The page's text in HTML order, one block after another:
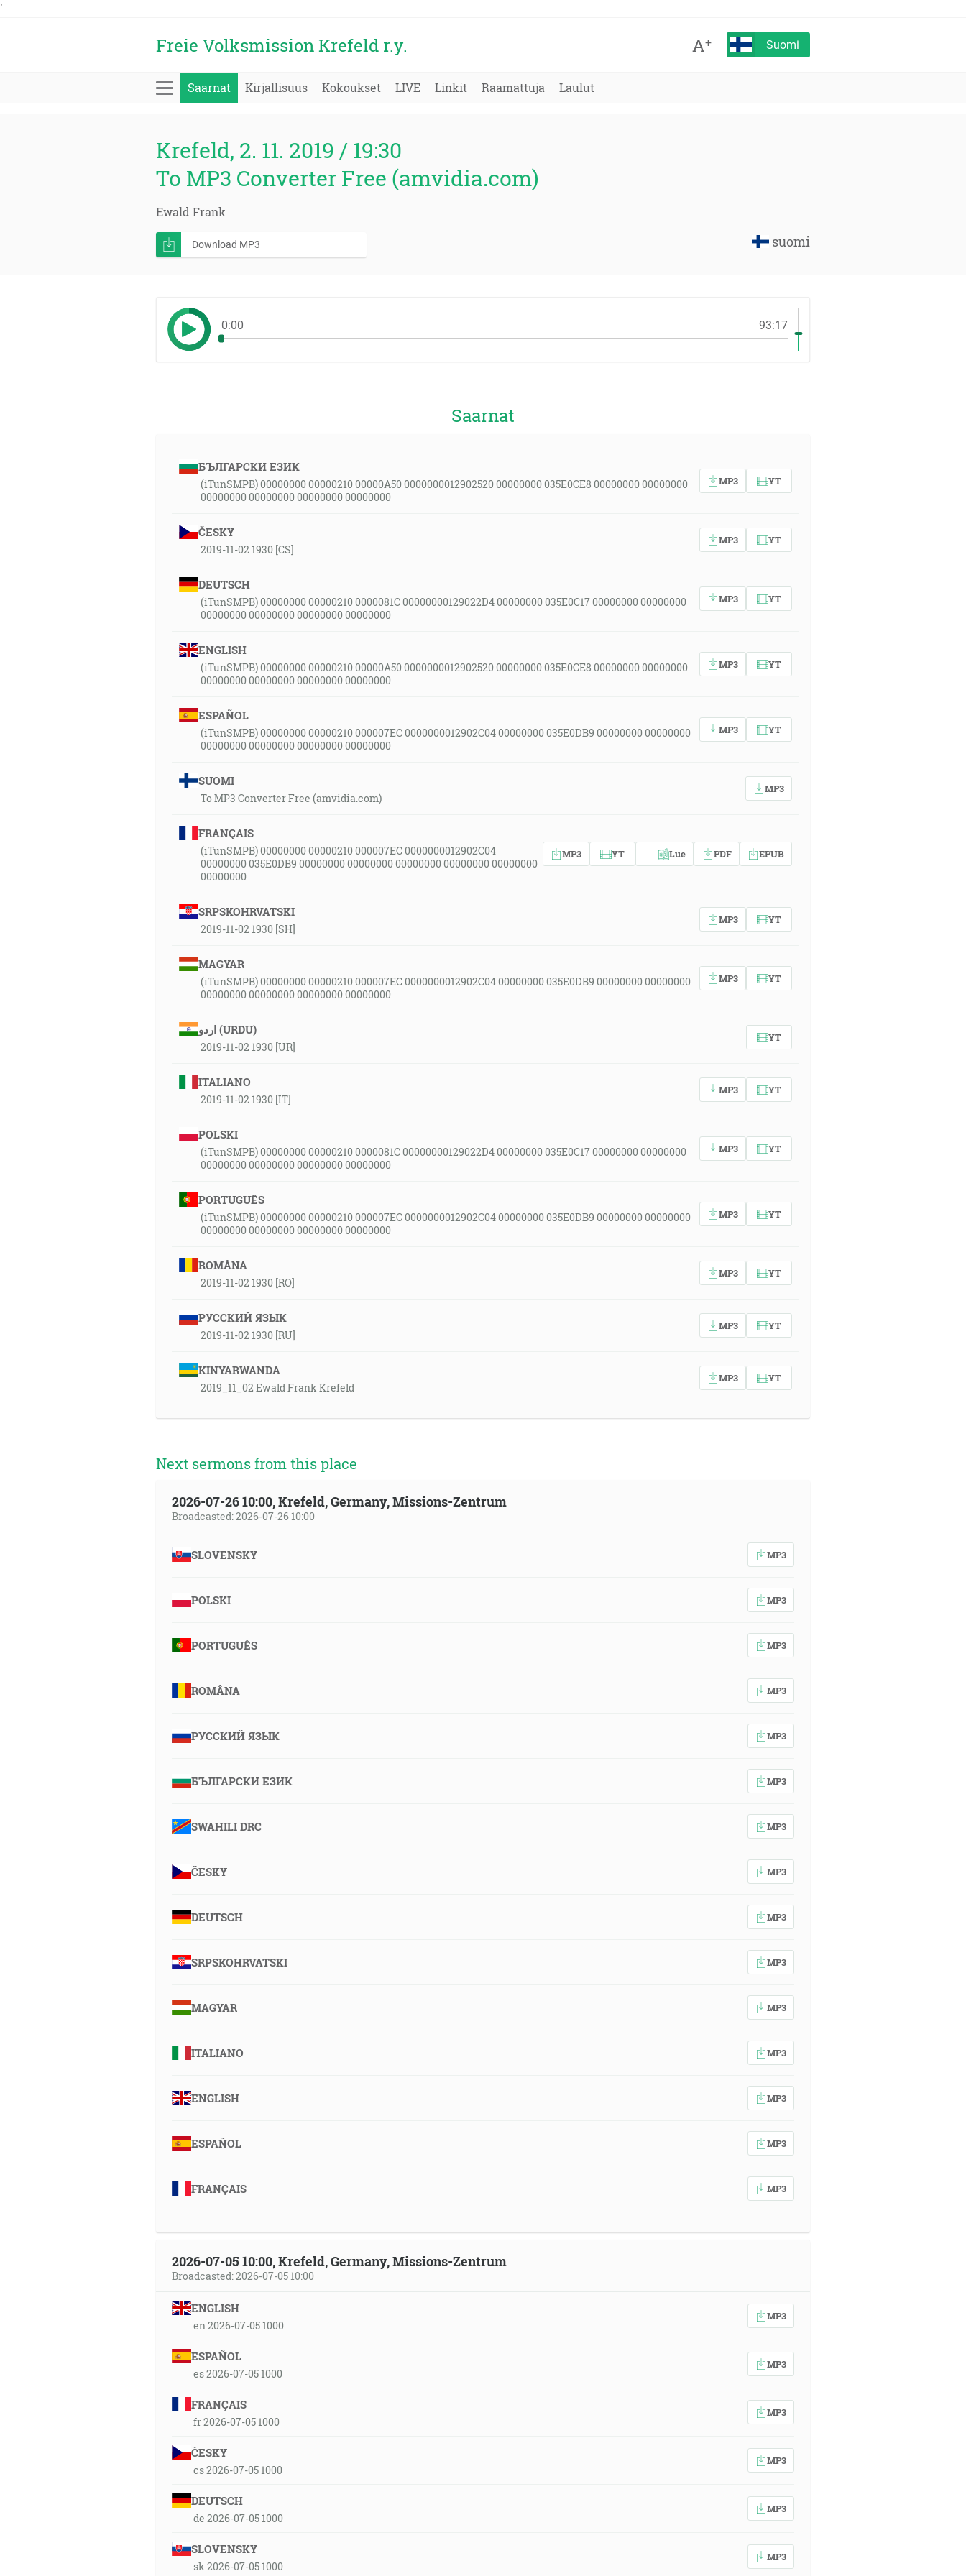
'
Freie Volksmission Krefeld r.y. A+ Suomi
Saarnat Kirjallisuus Kokoukset LIVE Linkit Raamattuja Laulut
Krefeld, 2. 11. 2019 / 19:30
To MP3 Converter Free (amvidia.com)
Ewald Frank
suomi
Download MP3
0:00 93:17
Saarnat
БЪЛГАРСКИ ЕЗИК
(iTunSMPB) 00000000 00000210 00000A50 0000000012902520 00000000 035E0CE8 00000000 00000000
00000000 00000000 00000000 00000000
MP3 YT
ČESKY
2019-11-02 1930 [CS]
MP3 YT
DEUTSCH
(iTunSMPB) 00000000 00000210 0000081C 00000000129022D4 00000000 035E0C17 00000000 00000000
00000000 00000000 00000000 00000000
MP3 YT
ENGLISH
(iTunSMPB) 00000000 00000210 00000A50 0000000012902520 00000000 035E0CE8 00000000 00000000
00000000 00000000 00000000 00000000
MP3 YT
ESPAÑOL
(iTunSMPB) 00000000 00000210 000007EC 0000000012902C04 00000000 035E0DB9 00000000 00000000
00000000 00000000 00000000 00000000
MP3 YT
SUOMI
To MP3 Converter Free (amvidia.com)
MP3
FRANÇAIS
(iTunSMPB) 00000000 00000210 000007EC 0000000012902C04
00000000 035E0DB9 00000000 00000000 00000000 00000000 00000000
00000000
MP3 YT Lue PDF EPUB
SRPSKOHRVATSKI
2019-11-02 1930 [SH]
MP3 YT
MAGYAR
(iTunSMPB) 00000000 00000210 000007EC 0000000012902C04 00000000 035E0DB9 00000000 00000000
00000000 00000000 00000000 00000000
MP3 YT
اردو (URDU)
2019-11-02 1930 [UR]
YT
ITALIANO
2019-11-02 1930 [IT]
MP3 YT
POLSKI
(iTunSMPB) 00000000 00000210 0000081C 00000000129022D4 00000000 035E0C17 00000000 00000000
00000000 00000000 00000000 00000000
MP3 YT
PORTUGUÊS
(iTunSMPB) 00000000 00000210 000007EC 0000000012902C04 00000000 035E0DB9 00000000 00000000
00000000 00000000 00000000 00000000
MP3 YT
ROMÂNA
2019-11-02 1930 [RO]
MP3 YT
РУССКИЙ ЯЗЫК
2019-11-02 1930 [RU]
MP3 YT
KINYARWANDA
2019_11_02 Ewald Frank Krefeld
MP3 YT
Next sermons from this place
2026-07-26 10:00, Krefeld, Germany, Missions-Zentrum
Broadcasted: 2026-07-26 10:00
SLOVENSKY MP3
POLSKI MP3
PORTUGUÊS MP3
ROMÂNA MP3
РУССКИЙ ЯЗЫК MP3
БЪЛГАРСКИ ЕЗИК MP3
SWAHILI DRC MP3
ČESKY MP3
DEUTSCH MP3
SRPSKOHRVATSKI MP3
MAGYAR MP3
ITALIANO MP3
ENGLISH MP3
ESPAÑOL MP3
FRANÇAIS MP3
2026-07-05 10:00, Krefeld, Germany, Missions-Zentrum
Broadcasted: 2026-07-05 10:00
ENGLISH
en 2026-07-05 1000
MP3
ESPAÑOL
es 2026-07-05 1000
MP3
FRANÇAIS
fr 2026-07-05 1000
MP3
ČESKY
cs 2026-07-05 1000
MP3
DEUTSCH
de 2026-07-05 1000
MP3
SLOVENSKY
sk 2026-07-05 1000
MP3